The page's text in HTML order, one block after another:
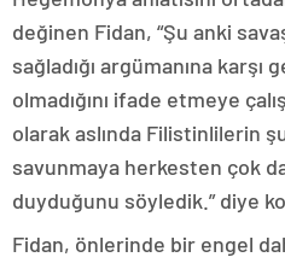
değinen Fidan, “Şu anki
sağladığı argümanına
olmadığını ifade etmeye
olarak aslında Filistinlilerin
savunmaya herkesten çok
duyduğunu söyledik.” diye
Fidan, önlerinde bir engel